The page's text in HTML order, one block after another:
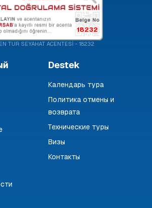
18232
TUR SEYAHAT ACENTESİ - 18232
Destek
Календарь тура
Политика отмены и
возврата
Технические туры
Визы
Контакты